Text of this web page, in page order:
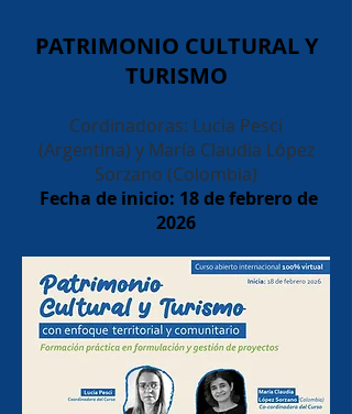
PATRIMONIO CULTURAL Y
TURISMO
Cordinadoras: Lucia Pesci
(Argentina) y María Claudia López
Sorzano (Colombia)
Fecha de inicio: 18 de febrero de
2026